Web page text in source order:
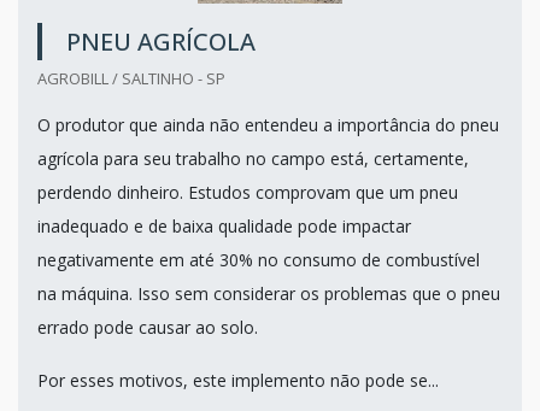
PNEU AGRÍCOLA
AGROBILL / SALTINHO - SP
O produtor que ainda não entendeu a importância do pneu
agrícola para seu trabalho no campo está, certamente,
perdendo dinheiro. Estudos comprovam que um pneu
inadequado e de baixa qualidade pode impactar
negativamente em até 30% no consumo de combustível
na máquina. Isso sem considerar os problemas que o pneu
errado pode causar ao solo.
Por esses motivos, este implemento não pode se...